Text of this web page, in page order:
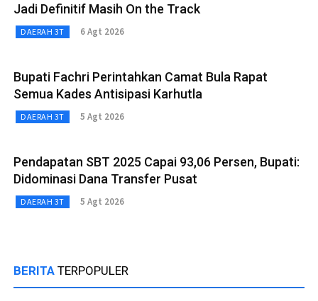
Jadi Definitif Masih On the Track
DAERAH 3T 6 Agt 2026
Bupati Fachri Perintahkan Camat Bula Rapat
Semua Kades Antisipasi Karhutla
DAERAH 3T 5 Agt 2026
Pendapatan SBT 2025 Capai 93,06 Persen, Bupati:
Didominasi Dana Transfer Pusat
DAERAH 3T 5 Agt 2026
BERITA TERPOPULER